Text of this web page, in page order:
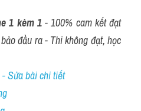
1 kèm 1 - 100% cam kết đạt
đầu ra - Thi không đạt, học
Sửa bài chi tiết